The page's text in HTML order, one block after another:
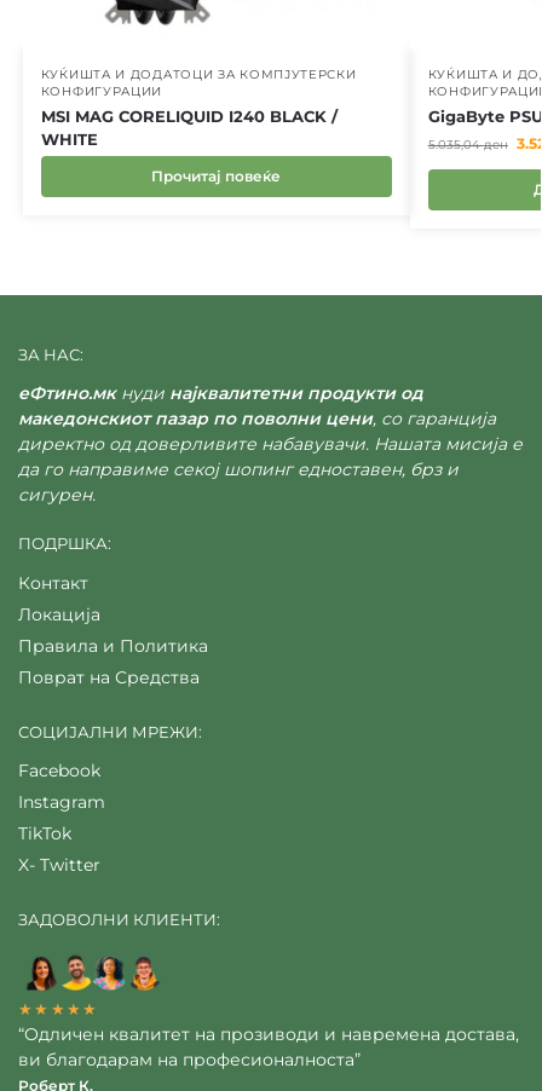
КУЌИШТА И ДОДАТОЦИ ЗА КОМПЈУТЕРСКИ
КОНФИГУРАЦИИ
MSI MAG CORELIQUID I240 BLACK /
WHITE
Прочитај повеќе
КУЌИШТА И
GigaByte
5.035,04ден
ЗА НАС:
еФтино.мкнуди најквалитетни продукти од
македонскиот пазар по поволни цени, со гаранција
директно од доверливите набавувачи. Нашата мисија е
да го направиме секој шопинг едноставен, брз и
сигурен.
ПОДРШКА:
Контакт
Локација
Правила и Политика
Поврат на Средства
СОЦИЈАЛНИ МРЕЖИ:
Facebook
Instagram
TikTok
X- Twitter
ЗАДОВОЛНИ КЛИЕНТИ:
★★★★★
“Одличен квалитет на прозиводи и навремена достава,
ви благодарам на професионалноста”
Роберт К.